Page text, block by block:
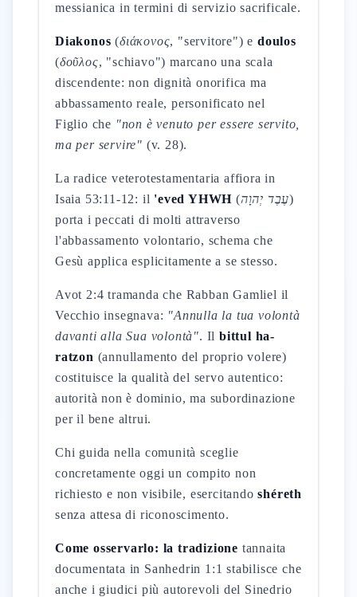
messianica in termini di servizio sacrificale.
Diakonos (διάκονος, "servitore") edoulos
(δοῦλος, "schiavo") marcano una scala
discendente: non dignità onorifica ma
abbassamento reale, personificato nel
Figlio che "non è venuto per essere servito,
ma per servire" (v. 28).
La radice veterotestamentaria affiora in
Isaia 53:11-12: il 'eved YHWH (עֶבֶד יְהוָה)
porta i peccati di molti attraverso
l'abbassamento volontario, schema che
Gesù applica esplicitamente a se stesso.
Avot 2:4 tramanda che Rabban Gamliel il
Vecchio insegnava: "Annulla la tua volontà
davanti alla Sua volontà". Ilbittul ha-
ratzon (annullamento del proprio volere)
costituisce la qualità del servo autentico:
autorità non è dominio, ma subordinazione
per il bene altrui.
Chi guida nella comunità sceglie
concretamente oggi un compito non
richiesto e non visibile, esercitandoshéreth
senza attesa di riconoscimento.
Come osservarlo: la tradizione tannaita
documentata in Sanhedrin 1:1 stabilisce che
anche i giudici più autorevoli del Sinedrio